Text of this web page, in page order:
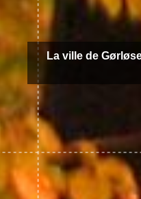
La ville de